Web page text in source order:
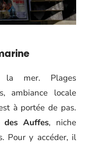
la mer. Plages
ambiance locale
à portée de pas.
des Auffes, niche
Pour y accéder, il